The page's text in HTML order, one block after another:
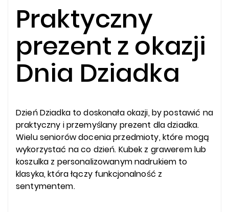
Praktyczny
prezent z okazji
Dnia Dziadka
Dzień Dziadka to doskonała okazji, by postawić na
praktyczny i przemyślany prezent dla dziadka.
Wielu seniorów docenia przedmioty, które mogą
wykorzystać na co dzień. Kubek z grawerem lub
koszulka z personalizowanym nadrukiem to
klasyka, która łączy funkcjonalność z
sentymentem.